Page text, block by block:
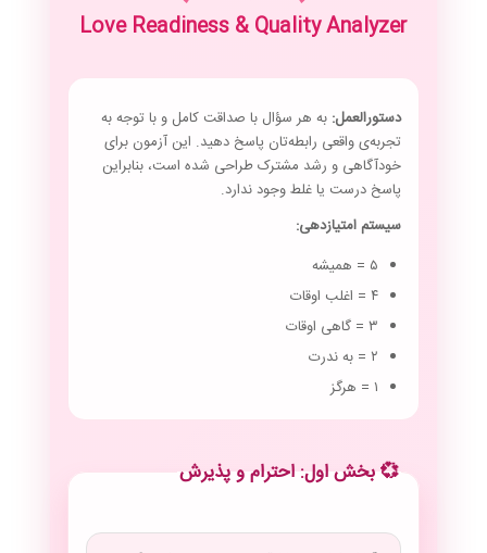
Love Readiness & Quality Analyzer
دستورالعمل: به هر سؤال با صداقت کامل و با توجه به
تجربه‌ی واقعی رابطه‌تان پاسخ دهید. این آزمون برای
خودآگاهی و رشد مشترک طراحی شده است، بنابراین
پاسخ درست یا غلط وجود ندارد.
سیستم امتیازدهی:
۵ = همیشه
۴ = اغلب اوقات
۳ = گاهی اوقات
۲ = به ندرت
۱ = هرگز
💞 بخش اول: احترام و پذیرش